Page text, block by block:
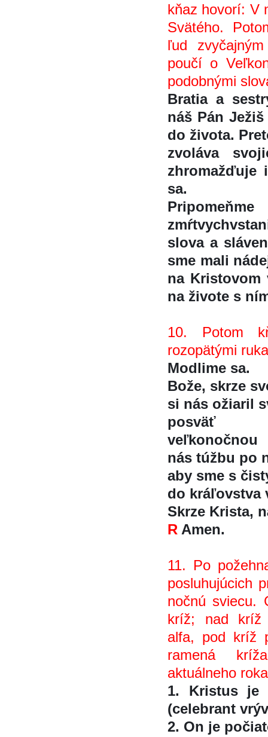
kňaz hovorí: V
Svätého.
ľud
poučí o
podobnými
Bratia a
náš Pán
do života.
zvoláva
sa.
slova a
sme mali
na
na živote s
10. Potom
rozopätými
Modlime sa.
Bože, skrze
si nás ožiaril
posväť
nás túžbu po
aby sme s
do kráľovstva
Skrze Krista,
R Amen.
11. Po
posluhujúcich
nočnú sviecu.
kríž; nad kríž
alfa, pod kríž
ramená
aktuálneho
1. Kristus je
(celebrant
2. On je